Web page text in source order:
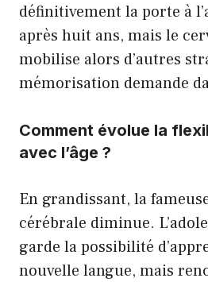
définitivement la porte à
après huit ans, mais le
mobilise alors d’autres
mémorisation demande
Comment évolue la
avec l’âge ?
En grandissant, la
cérébrale diminue.
garde la possibilité
nouvelle langue, mais